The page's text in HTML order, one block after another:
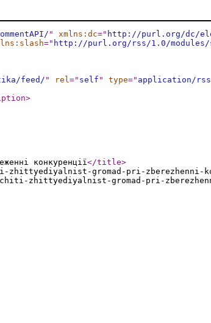
" xmlns:dc=" http://purl.org/dc/
=" http://purl.org/rss/1.0/modules/
feed/" rel=" self " type=" application/
>
конкуренції</title>
gromad-pri-zberezhenni-
zhittyediyalnist-gromad-pri-